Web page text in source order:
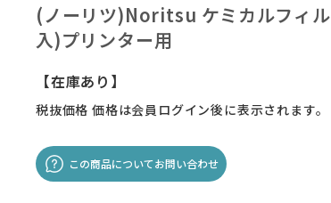
(ノーリツ)Noritsu ケミカルフィ
入)プリンター用
【在庫あり】
税抜価格 価格は会員ログイン後に表示されます。
この商品についてお問い合わせ